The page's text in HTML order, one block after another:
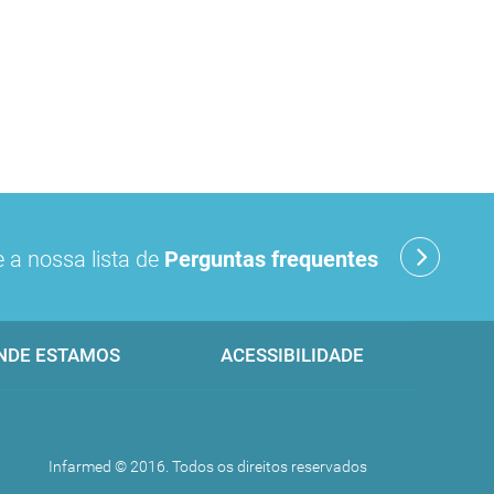
a nossa lista de Perguntas frequentes
ESTAMOS ACESSIBILIDADE
Infarmed © 2016. Todos os direitos reservados